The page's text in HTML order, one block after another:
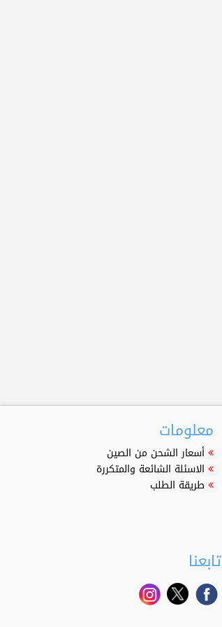
معلومات
أسعار الشحن من الصين
الاسئلة الشائعة والمتكررة
طريقة الطلب
تابعنا